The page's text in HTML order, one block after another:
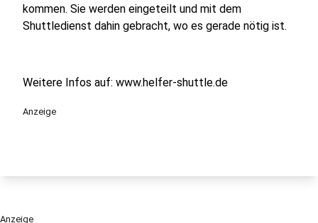
kommen. Sie werden eingeteilt und mit dem
Shuttledienst dahin gebracht, wo es gerade nötig ist.
Weitere Infos auf: www.helfer-shuttle.de
Anzeige
Anzeige